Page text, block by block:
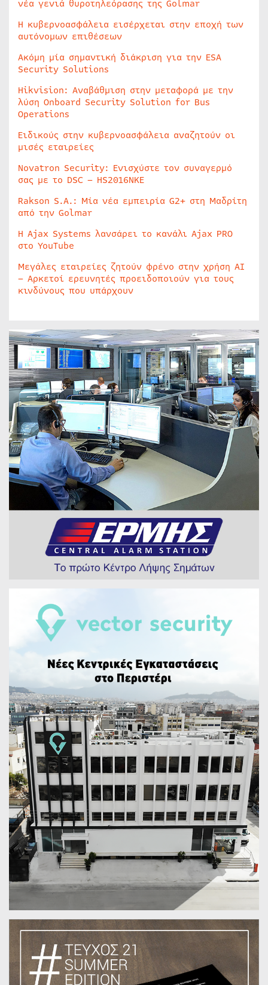
νέα γενιά θυροτηλεόρασης της Golmar
Η κυβερνοασφάλεια εισέρχεται στην εποχή των
αυτόνομων επιθέσεων
Ακόμη μία σημαντική διάκριση για την ESA
Security Solutions
Hikvision: Αναβάθμιση στην μεταφορά με την
λύση Onboard Security Solution for Bus
Operations
Ειδικούς στην κυβερνοασφάλεια αναζητούν οι
μισές εταιρείες
Novatron Security: Ενισχύστε τον συναγερμό
σας με το DSC – HS2016NKE
Rakson S.A.: Μία νέα εμπειρία G2+ στη Μαδρίτη
από την Golmar
Η Ajax Systems λανσάρει το κανάλι Ajax PRO
στο YouTube
Μεγάλες εταιρείες ζητούν φρένο στην χρήση AI
– Αρκετοί ερευνητές προειδοποιούν για τους
κινδύνους που υπάρχουν